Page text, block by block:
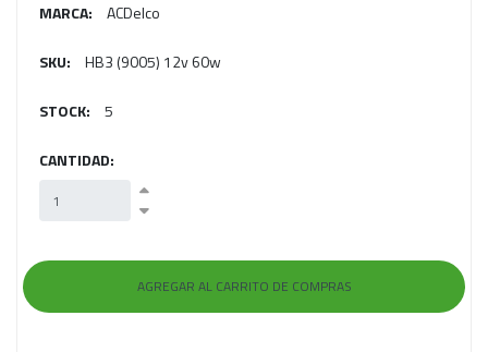
MARCA: ACDelco
SKU: HB3 (9005) 12v 60w
STOCK: 5
CANTIDAD: